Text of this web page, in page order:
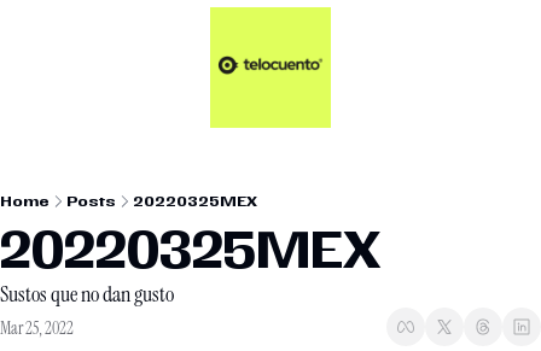
Artículos 📑
Plus 💎
Home Posts 20220325MEX
20220325MEX
Sustos que no dan gusto
Mar 25, 2022